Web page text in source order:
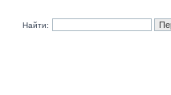
Найти: